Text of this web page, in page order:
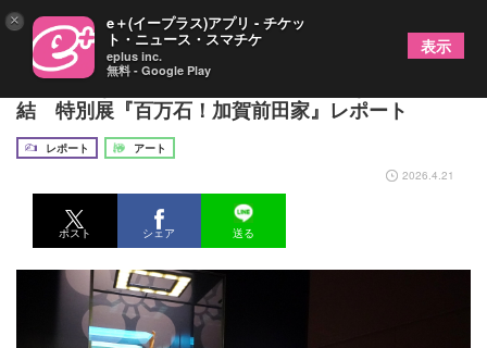
絢爛豪華な甲冑や名刀、茶道具の逸品などが大集
結 特別展『百万石！加賀前田家』レポート
レポート
アート
2026.4.21
ポスト シェア 送る
× e＋(イープラス)アプリ - チケッ
ト・ニュース・スマチケ
eplus inc.
無料 - Google Play
表示